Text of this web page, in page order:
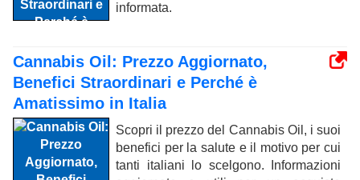
informata.
Cannabis Oil: Prezzo Aggiornato,
Benefici Straordinari e Perché è
Amatissimo in Italia
Scopri il prezzo del Cannabis Oil, i suoi
benefici per la salute e il motivo per cui
tanti italiani lo scelgono. Informazioni